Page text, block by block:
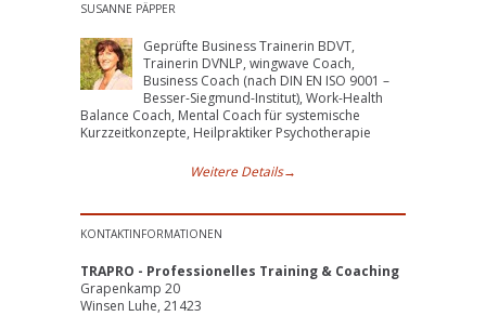
SUSANNE PÄPPER
Geprüfte Business Trainerin BDVT,
Trainerin DVNLP, wingwave Coach,
Business Coach (nach DIN EN ISO 9001 –
Besser-Siegmund-Institut), Work-Health
Balance Coach, Mental Coach für systemische
Kurzzeitkonzepte, Heilpraktiker Psychotherapie
Weitere Details→
KONTAKTINFORMATIONEN
TRAPRO - Professionelles Training & Coaching
Grapenkamp 20
Winsen Luhe, 21423